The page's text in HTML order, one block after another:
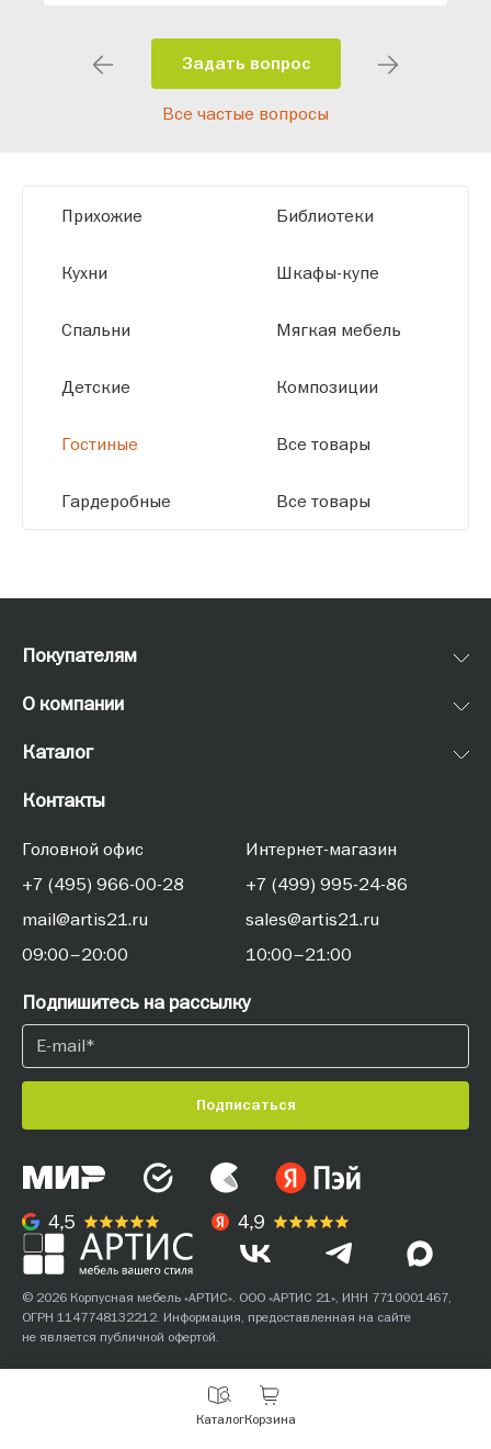
помещения и личные пожелания.
Благодаря современному
высокотехнологичному оборудованию
размерам.
Задать вопрос
Все частые вопросы
Прихожие
Кухни
Спальни
Детские
Гостиные
Гардеробные
Библиотеки
Шкафы-купе
Мягкая мебель
Композиции
Все товары
Все товары
КаталогКорзина
Покупателям
О компании
Каталог
Контакты
Головной офис
+7 (495) 966-00-28
mail@artis21.ru
09:00–20:00
Интернет-магазин
+7 (499) 995-24-86
sales@artis21.ru
10:00–21:00
Подпишитесь на рассылку
Подписаться
© 2026 Корпусная мебель «АРТИС». ООО «АРТИС 21», ИНН 7710001467,
ОГРН 1147748132212. Информация, предоставленная на сайте
не является публичной офертой.